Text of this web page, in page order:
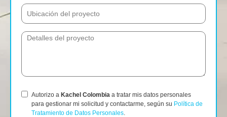
Autorizo a Kachel Colombia a tratar mis datos personales
para gestionar mi solicitud y contactarme, según su Política de
Tratamiento de Datos Personales